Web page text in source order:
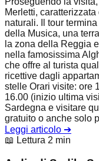
Merletti,
naturali. Il tour
della Musica, una
la zona della Reggia
nella famosissima
che offre al turista
ricettive dagli
stelle Orari visite: ore
16.00 (inizio ultima
Sardegna e visitare
gratuito o anche solo
Leggi articolo ➔
📖 Lettura 2 min